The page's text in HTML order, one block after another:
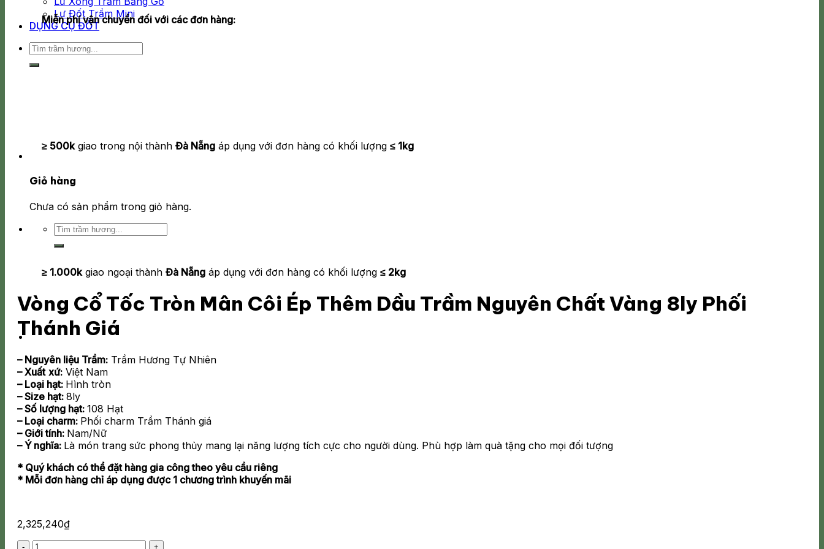
Lư Đốt Trầm Mini
DỤNG CỤ ĐỐT
Tìm
Giỏ hàng
Chưa có sản phẩm trong giỏ hàng.
Tìm
kiếm:
Miễn phí vận chuyển đối với các đơn hàng:
≥ 500kgiao trong nội thành Đà Nẵng áp dụng với đơn hàng có khối lượng ≤ 1kg
≥ 1.000kgiao ngoại thành Đà Nẵng áp dụng với đơn hàng có khối lượng ≤ 2kg
Vòng Cổ Tốc Tròn Mân Côi Ép Thêm Dầu Trầm Nguyên Chất Vàng 8ly Phối
Thánh Giá
– Nguyên liệu Trầm: Trầm Hương Tự Nhiên
– Xuất xứ: Việt Nam
– Loại hạt: Hình tròn
– Size hạt: 8ly
– Số lượng hạt: 108 Hạt
– Loại charm: Phối charm Trầm Thánh giá
– Giới tính: Nam/Nữ
– Ý nghĩa: Là món trang sức phong thủy mang lại năng lượng tích cực cho người dùng. Phù hợp làm quà tặng cho mọi đối tượng
* Quý khách có thể đặt hàng gia công theo yêu cầu riêng
* Mỗi đơn hàng chỉ áp dụng được 1 chương trình khuyến mãi
2,325,240₫
Vòng